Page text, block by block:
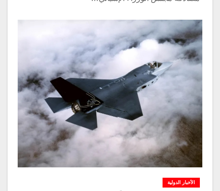
الأخبار الدولية